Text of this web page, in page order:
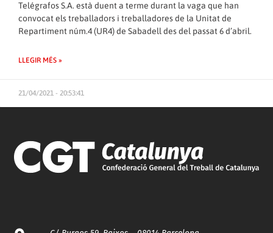
Telégrafos S.A. està duent a terme durant la vaga que han
convocat els treballadors i treballadores de la Unitat de
Repartiment núm.4 (UR4) de Sabadell des del passat 6 d’abril.
LLEGIR MÉS »
21/04/2021 - 20:53:41